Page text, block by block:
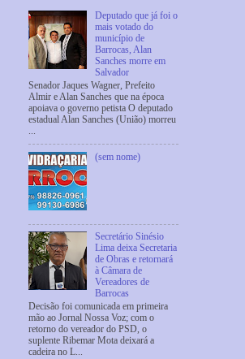
Deputado que já foi o
mais votado do
município de
Barrocas, Alan
Sanches morre em
Salvador
Senador Jaques Wagner, Prefeito
Almir e Alan Sanches que na época
apoiava o governo petista O deputado
estadual Alan Sanches (União) morreu
...
(sem nome)
Secretário Sinésio
Lima deixa Secretaria
de Obras e retornará
à Câmara de
Vereadores de
Barrocas
Decisão foi comunicada em primeira
mão ao Jornal Nossa Voz; com o
retorno do vereador do PSD, o
suplente Ribemar Mota deixará a
cadeira no L...